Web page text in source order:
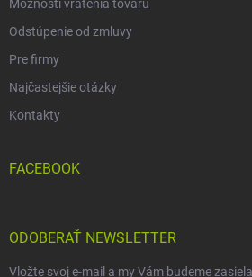
Možnosti vrátenia tovaru
Odstúpenie od zmluvy
Pre firmy
Najčastejšie otázky
Kontakty
FACEBOOK
ODOBERAŤ NEWSLETTER
Vložte svoj e-mail a my Vám budeme